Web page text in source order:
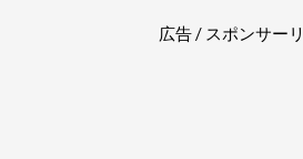
広告 / スポンサー